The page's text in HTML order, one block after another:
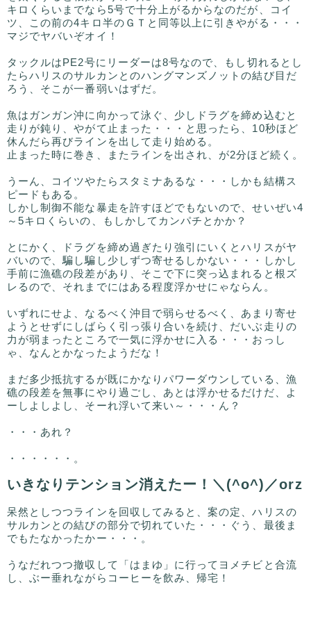
キロくらいまでなら5号で十分上がるからなのだが、コイ
ツ、この前の4キロ半のＧＴと同等以上に引きやがる・・・
マジでヤバいぞオイ！
タックルはPE2号にリーダーは8号なので、もし切れるとし
たらハリスのサルカンとのハングマンズノットの結び目だ
ろう、そこが一番弱いはずだ。
魚はガンガン沖に向かって泳ぐ、少しドラグを締め込むと
走りが鈍り、やがて止まった・・・と思ったら、10秒ほど
休んだら再びラインを出して走り始める。
止まった時に巻き、またラインを出され、が2分ほど続く。
うーん、コイツやたらスタミナあるな・・・しかも結構ス
ピードもある。
しかし制御不能な暴走を許すほどでもないので、せいぜい4
～5キロくらいの、もしかしてカンパチとかか？
とにかく、ドラグを締め過ぎたり強引にいくとハリスがヤ
バいので、騙し騙し少しずつ寄せるしかない・・・しかし
手前に漁礁の段差があり、そこで下に突っ込まれると根ズ
レるので、それまでにはある程度浮かせにゃならん。
いずれにせよ、なるべく沖目で弱らせるべく、あまり寄せ
ようとせずにしばらく引っ張り合いを続け、だいぶ走りの
力が弱まったところで一気に浮かせに入る・・・おっし
ゃ、なんとかなったようだな！
まだ多少抵抗するが既にかなりパワーダウンしている、漁
礁の段差を無事にやり過ごし、あとは浮かせるだけだ、よ
ーしよしよし、そーれ浮いて来い～・・・ん？
・・・あれ？
・・・・・・。
いきなりテンション消えたー！＼(^o^)／orz
呆然としつつラインを回収してみると、案の定、ハリスの
サルカンとの結びの部分で切れていた・・・ぐう、最後ま
でもたなかったかー・・・。
うなだれつつ撤収して「はまゆ」に行ってヨメチビと合流
し、ぶー垂れながらコーヒーを飲み、帰宅！